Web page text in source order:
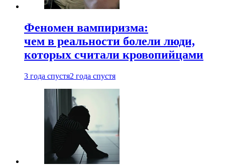
Феномен вампиризма:
чем в реальности болели люди,
которых считали кровопийцами
3 года спустя2 года спустя